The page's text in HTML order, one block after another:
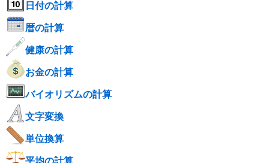
日付の計算
暦の計算
健康の計算
お金の計算
バイオリズムの計算
文字変換
単位換算
平均の計算